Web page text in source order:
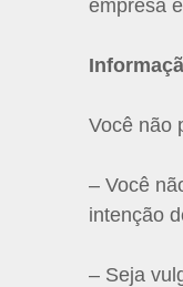
empresa
Você não
– Você
intenção
– Seja